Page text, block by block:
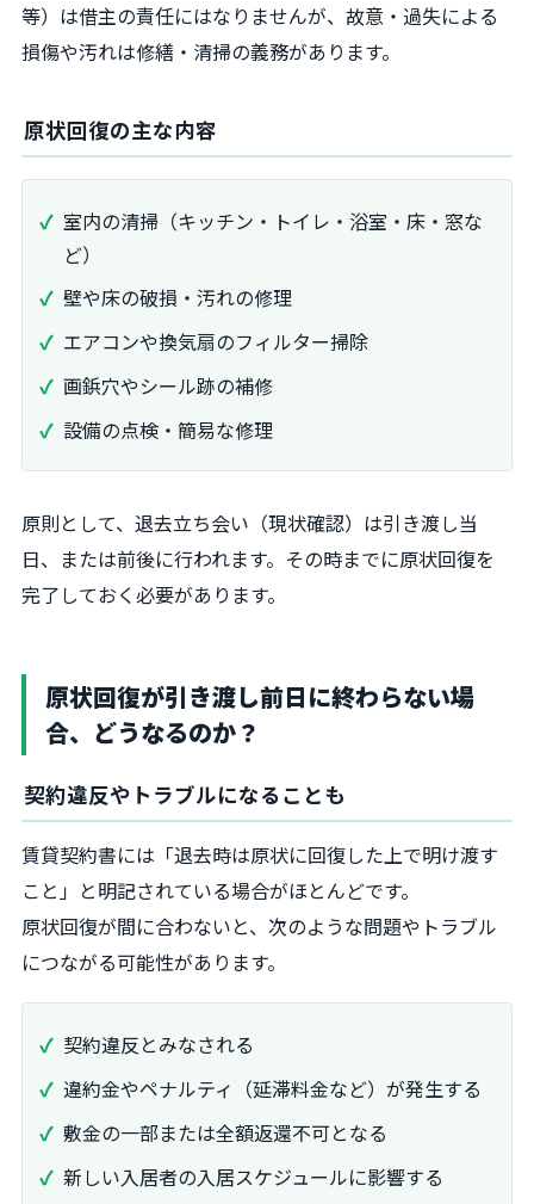
等）は借主の責任にはなりませんが、故意・過失による
損傷や汚れは修繕・清掃の義務があります。
原状回復の主な内容
室内の清掃（キッチン・トイレ・浴室・床・窓な
ど）
壁や床の破損・汚れの修理
エアコンや換気扇のフィルター掃除
画鋲穴やシール跡の補修
設備の点検・簡易な修理
原則として、退去立ち会い（現状確認）は引き渡し当
日、または前後に行われます。その時までに原状回復を
完了しておく必要があります。
原状回復が引き渡し前日に終わらない場
合、どうなるのか？
契約違反やトラブルになることも
賃貸契約書には「退去時は原状に回復した上で明け渡す
こと」と明記されている場合がほとんどです。
原状回復が間に合わないと、次のような問題やトラブル
につながる可能性があります。
契約違反とみなされる
違約金やペナルティ（延滞料金など）が発生する
敷金の一部または全額返還不可となる
新しい入居者の入居スケジュールに影響する